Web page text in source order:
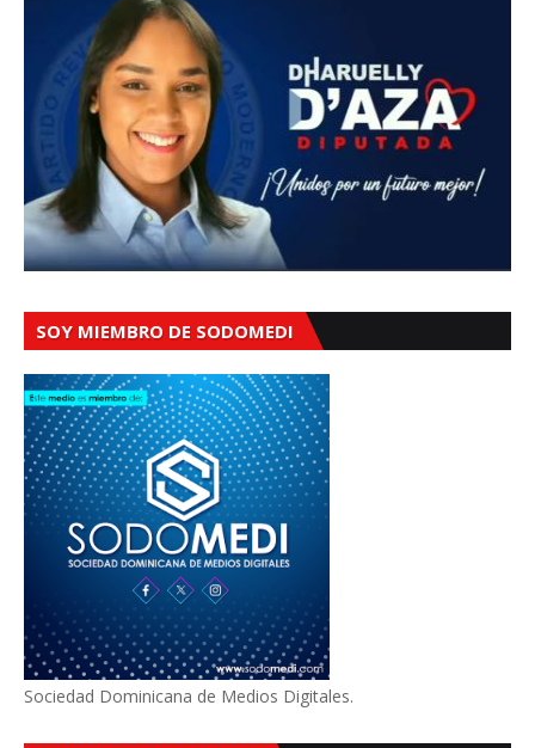
SOY MIEMBRO DE SODOMEDI
Sociedad Dominicana de Medios Digitales.